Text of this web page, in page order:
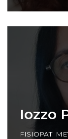
Iozzo
FISIOPAT.